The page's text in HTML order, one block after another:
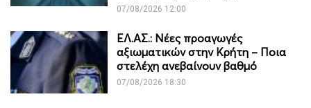
07/08/2026 12:00
ΕΛ.ΑΣ.: Νέες προαγωγές
αξιωματικών στην Κρήτη – Ποια
στελέχη ανεβαίνουν βαθμό
07/08/2026 18:30